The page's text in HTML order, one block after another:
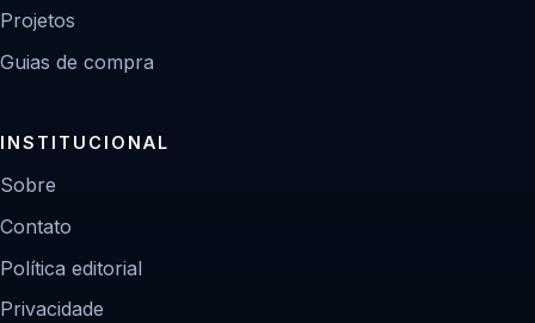
Projetos
Guias de compra
INSTITUCIONAL
Sobre
Contato
Política editorial
Privacidade